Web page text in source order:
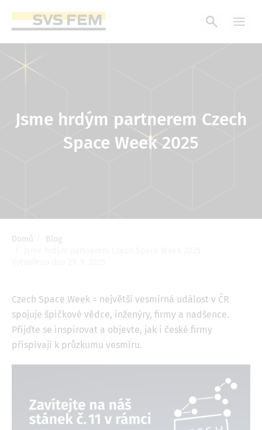
hlavnímu
Jsme hrdým partnerem Czech
Space Week 2025
Drobečková
Domů
Blog
Czech Space Week = největší vesmírná událost v ČR
spojuje špičkové vědce, inženýry, firmy a nadšence.
Přijďte se inspirovat a objevte, jak i české firmy
přispívají k průzkumu vesmíru.